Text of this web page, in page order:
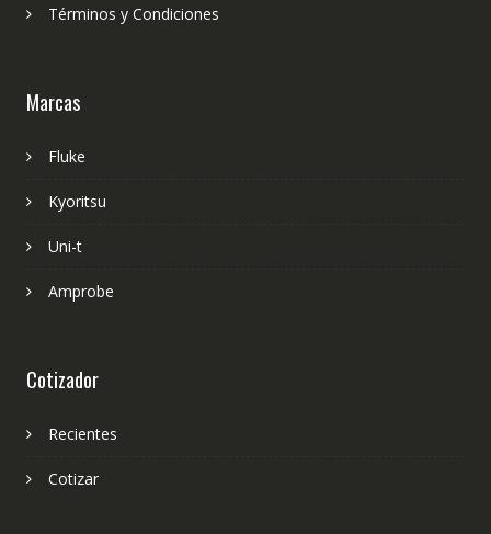
Términos y Condiciones
Marcas
Fluke
Kyoritsu
Uni-t
Amprobe
Cotizador
Recientes
Cotizar